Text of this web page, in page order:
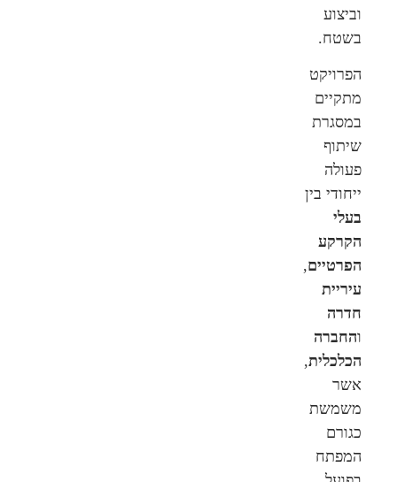
וביצוע
בשטח.
הפרויקט
מתקיים
במסגרת
שיתוף
פעולה
ייחודי בין
בעלי
הקרקע
הפרטיים,
עיריית
חדרה
והחברה
הכלכלית,
אשר
משמשת
כגורם
המפתח